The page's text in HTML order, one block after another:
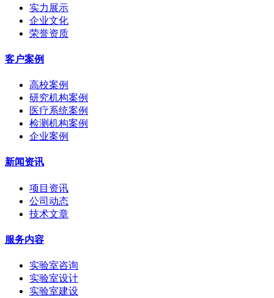
实力展示
企业文化
荣誉资质
客户案例
高校案例
研究机构案例
医疗系统案例
检测机构案例
企业案例
新闻资讯
项目资讯
公司动态
技术文章
服务内容
实验室咨询
实验室设计
实验室建设